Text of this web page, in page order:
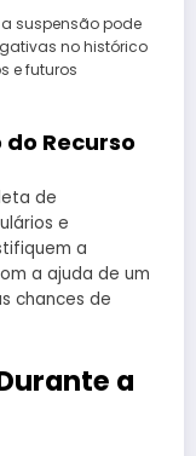
suspensão pode
no histórico
e futuros
Recurso
de
e
a
a ajuda de um
chances de
a